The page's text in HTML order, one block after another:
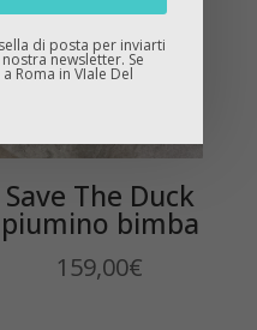
Save The Duck
piumino bimba
159,00€
di posta per inviarti
newsletter. Se
Roma in VIale Del